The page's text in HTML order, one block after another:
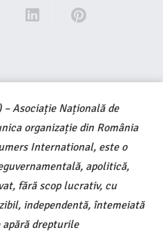
– Asociație Națională de
organizație din România
International, este o
apolitică,
fără scop lucrativ, cu
independentă, întemeiată
drepturile